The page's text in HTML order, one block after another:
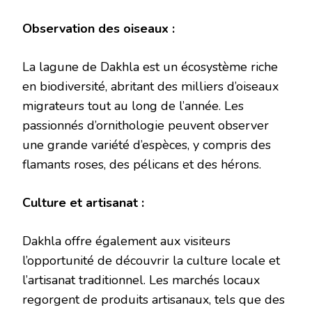
Observation des oiseaux :
La lagune de Dakhla est un écosystème riche
en biodiversité, abritant des milliers d’oiseaux
migrateurs tout au long de l’année. Les
passionnés d’ornithologie peuvent observer
une grande variété d’espèces, y compris des
flamants roses, des pélicans et des hérons.
Culture et artisanat :
Dakhla offre également aux visiteurs
l’opportunité de découvrir la culture locale et
l’artisanat traditionnel. Les marchés locaux
regorgent de produits artisanaux, tels que des